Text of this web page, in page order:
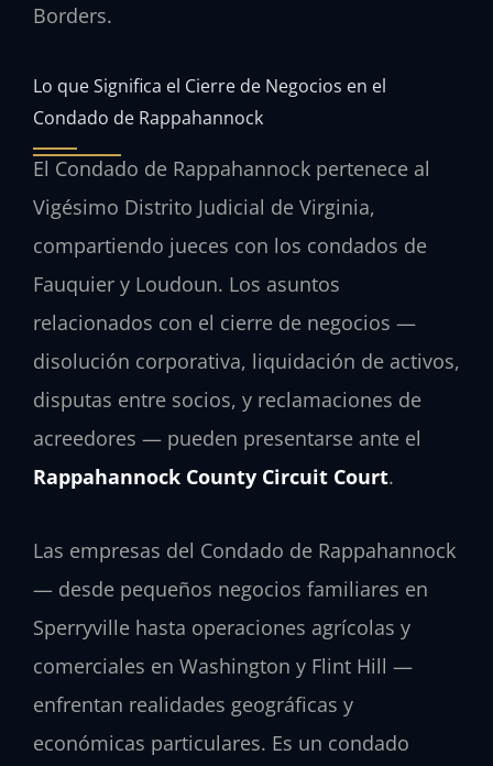
Borders.
Lo que Significa el Cierre de Negocios en el
Condado de Rappahannock
El Condado de Rappahannock pertenece al
Vigésimo Distrito Judicial de Virginia,
compartiendo jueces con los condados de
Fauquier y Loudoun. Los asuntos
relacionados con el cierre de negocios —
disolución corporativa, liquidación de activos,
disputas entre socios, y reclamaciones de
acreedores — pueden presentarse ante el
Rappahannock County Circuit Court.
Las empresas del Condado de Rappahannock
— desde pequeños negocios familiares en
Sperryville hasta operaciones agrícolas y
comerciales en Washington y Flint Hill —
enfrentan realidades geográficas y
económicas particulares. Es un condado